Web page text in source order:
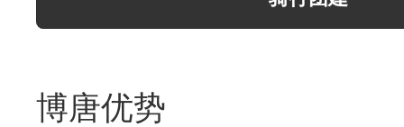
博唐优势